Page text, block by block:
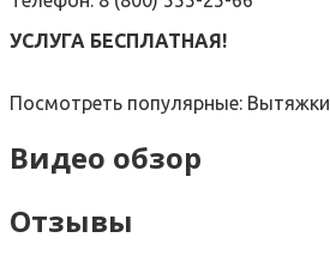
УСЛУГА БЕСПЛАТНАЯ!
Посмотреть популярные: Вытяжки
Видео обзор
Отзывы